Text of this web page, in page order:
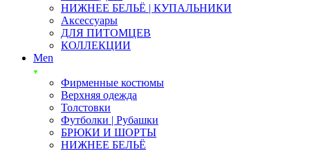
НИЖНЕЕ БЕЛЬЁ | КУПАЛЬНИКИ
Аксессуары
ДЛЯ ПИТОМЦЕВ
КОЛЛЕКЦИИ
Men
Фирменные костюмы
Верхняя одежда
Толстовки
Футболки | Рубашки
БРЮКИ И ШОРТЫ
НИЖНЕЕ БЕЛЬЁ